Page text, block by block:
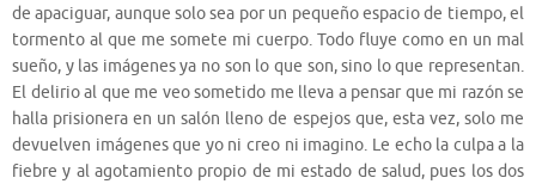
de apaciguar, aunque solo sea por un pequeño espacio de tiempo, el
tormento al que me somete mi cuerpo. Todo fluye como en un mal
sueño, y las imágenes ya no son lo que son, sino lo que representan.
El delirio al que me veo sometido me lleva a pensar que mi razón se
halla prisionera en un salón lleno de espejos que, esta vez, solo me
devuelven imágenes que yo ni creo ni imagino. Le echo la culpa a la
fiebre y al agotamiento propio de mi estado de salud, pues los dos